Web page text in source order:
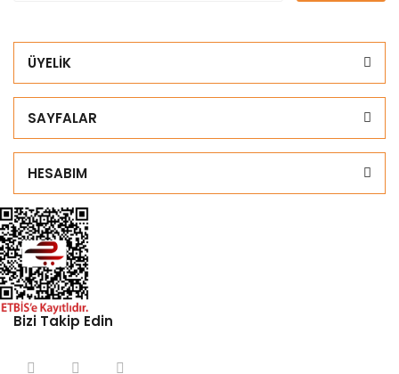
ÜYELİK
SAYFALAR
HESABIM
Bizi Takip Edin